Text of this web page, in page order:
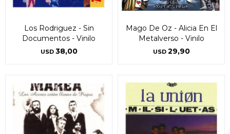
Los Rodriguez - Sin
Documentos - Vinilo
USD 38,00
Mago De Oz - Alicia En El
Metalverso - Vinilo
USD 29,90